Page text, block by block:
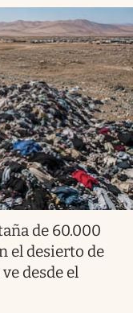
de 60.000
el desierto de
desde el